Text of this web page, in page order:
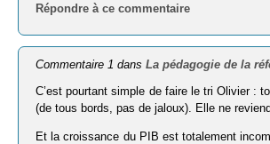
Répondre à ce commentaire
Commentaire 1 dansLa pédagogie de la
C’est pourtant simple de faire le tri Olivier :
(de tous bords, pas de jaloux). Elle ne
Et la croissance du PIB est totalement